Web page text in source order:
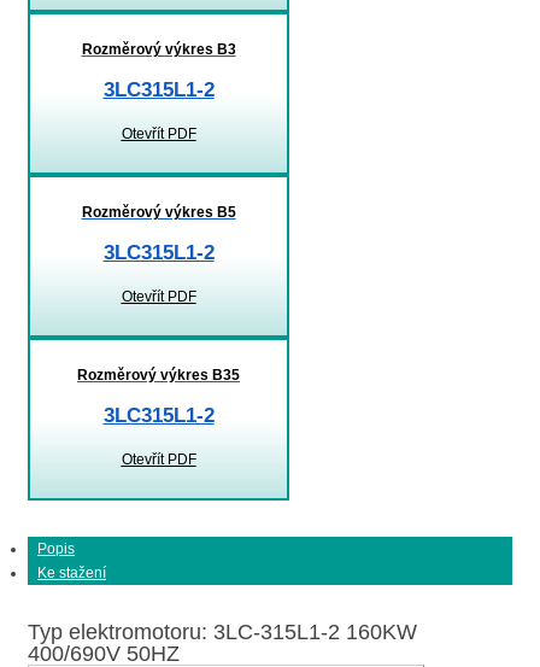
Rozměrový výkres B3
3LC315L1-2
Otevřít PDF
Rozměrový výkres B5
3LC315L1-2
Otevřít PDF
Rozměrový výkres B35
3LC315L1-2
Otevřít PDF
Popis
Ke stažení
Typ elektromotoru: 3LC-315L1-2 160KW
400/690V 50HZ